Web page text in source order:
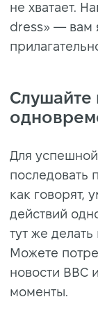
не хватает.
dress» — вам
Слушайте
Для
последовать
как говорят,
действий
тут же
Можете
новости BBC
моменты.